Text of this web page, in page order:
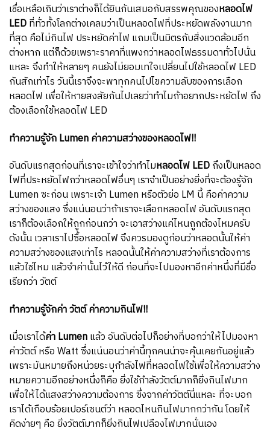
เชื่อเหลือเกินว่าเราต่างก็ได้ยินกันเสมอกับสรรพคุณของหลอดไฟ
LEDที่ทั่วทั้งโลกต่างเคลมว่าเป็นหลอดไฟที่ประหยัดพลังงานมาก
ที่สุด คือไม่กินไฟ ประหยัดค่าไฟ แถมเป็นมิตรกับสิ่งแวดล้อมอีก
ต่างหาก แต่ก็ด้วยเพราะราคาที่แพงกว่าหลอดไฟธรรมดาทั่วไปนั่น
แหละ จึงทำให้หลายๆ คนยังไม่ยอมเทใจเปลี่ยนไปใช้หลอดไฟ LED
กันสักเท่าไร วันนี้เราจึงจะพาทุกคนไปไขความลับของการเลือก
หลอดไฟ เพื่อให้หายสงสัยกันไปเลยว่าทำไมถ้าอยากประหยัดไฟ ถึง
ต้องเลือกใช้หลอดไฟ LED
ทำความรู้จัก Lumen ค่าความสว่างของหลอดไฟ!!
อันดับแรกสุดก่อนที่เราจะเข้าใจว่าทำไมหลอดไฟ LEDถึงเป็นหลอด
ไฟที่ประหยัดไฟกว่าหลอดไฟอื่นๆ เราจำเป็นอย่างยิ่งที่จะต้องรู้จัก
Lumen ซะก่อน เพราะเจ้า Lumen หรือตัวย่อ LM นี้ คือค่าความ
สว่างของแสง ซึ่งแน่นอนว่าถ้าเราจะเลือกหลอดไฟ อันดับแรกสุด
เราก็ต้องเลือกให้ถูกก่อนกว่า จะเอาสว่างแค่ไหนถูกต้องไหมครับ
ดังนั้น เวลาเราไปซื้อหลอดไฟ จึงควรมองดูก่อนว่าหลอดนั้นให้ค่า
ความสว่างของแสงเท่าไร หลอดนั้นให้ค่าความสว่างที่เราต้องการ
แล้วใช่ไหม แล้วจำค่านั้นไว้ให้ดี ก่อนที่จะไปมองหาอีกค่าหนึ่งที่มีชื่อ
เรียกว่า วัตต์
ทำความรู้จักค่า วัตต์ ค่าความกินไฟ!!
เมื่อเราได้ค่า Lumenแล้ว อันดับต่อไปก็อย่างที่บอกว่าให้ไปมองหา
ค่าวัตต์ หรือ Watt ซึ่งแน่นอนว่าค่านี้ทุกคนน่าจะคุ้นเคยกันอยู่แล้ว
เพราะมันหมายถึงหน่วยระบุกำลังไฟที่หลอดไฟใช้เพื่อให้ความสว่าง
หมายความอีกอย่างหนึ่งก็คือ ยิ่งใช้กำลังวัตต์มากก็ยิ่งกินไฟมาก
เพื่อให้ได้แสงสว่างความต้องการ ซึ่งจากค่าวัตต์นี่แหละ ที่จะบอก
เราได้เกือบร้อยเปอร์เซนต์ว่า หลอดไหนกินไฟมากกว่ากัน โดยให้
คิดง่ายๆ คือ ยิ่งวัตต์มากก็ยิ่งกินไฟเปลืองไฟมากนั่นเอง